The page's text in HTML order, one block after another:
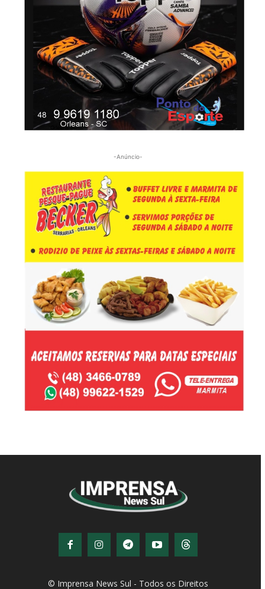
-Anúncio-
© Imprensa News Sul - Todos os Direitos